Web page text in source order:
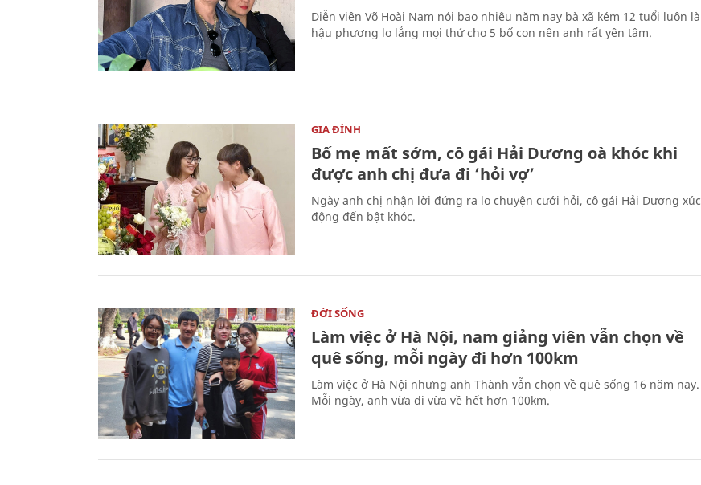
Diễn viên Võ Hoài Nam nói bao nhiêu năm nay bà xã kém 12 tuổi luôn là
hậu phương lo lắng mọi thứ cho 5 bố con nên anh rất yên tâm.
GIA ĐÌNH
Bố mẹ mất sớm, cô gái Hải Dương oà khóc khi
được anh chị đưa đi ‘hỏi vợ’
Ngày anh chị nhận lời đứng ra lo chuyện cưới hỏi, cô gái Hải Dương xúc
động đến bật khóc.
ĐỜI SỐNG
Làm việc ở Hà Nội, nam giảng viên vẫn chọn về
quê sống, mỗi ngày đi hơn 100km
Làm việc ở Hà Nội nhưng anh Thành vẫn chọn về quê sống 16 năm nay.
Mỗi ngày, anh vừa đi vừa về hết hơn 100km.